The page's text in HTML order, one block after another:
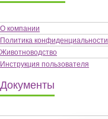
О компании
Политика конфиденциальности
Животноводство
Инструкция пользователя
Документы